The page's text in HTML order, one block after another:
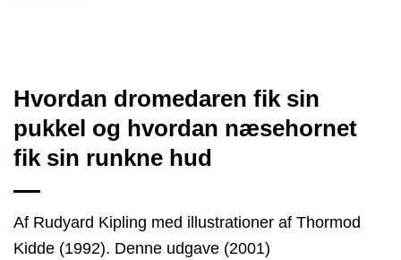
Hvordan dromedaren fik sin
pukkel og hvordan næsehornet
fik sin runkne hud
Af Rudyard Kipling med illustrationer af Thormod
Kidde (1992). Denne udgave (2001)